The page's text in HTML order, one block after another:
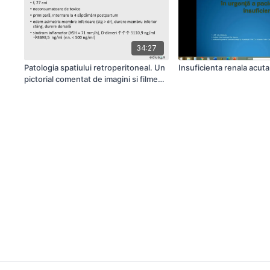
34:27
Patologia spatiului retroperitoneal. Un
pictorial comentat de imagini si filme
Insuficienta renala acuta